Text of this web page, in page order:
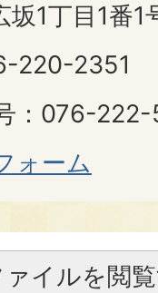
1丁目1番1
220-2351
：076-222-
ォーム
ァイルを閲